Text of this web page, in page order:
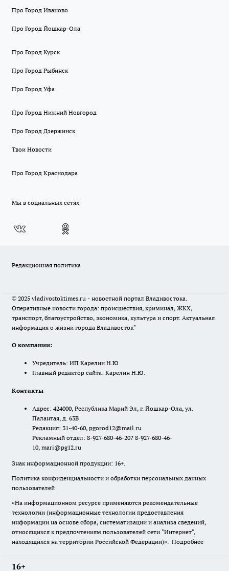
Про Город Иваново
Про Город Йошкар-Ола
Про Город Курск
Про Город Рыбинск
Про Город Уфа
Про Город Нижний Новгород
Про Город Дзержинск
Твои Новости
Про Город Краснодара
Мы в социальных сетях
Редакционная политика
© 2025 vladivostoktimes.ru - новостной портал Владивостока.
Оперативные новости города: происшествия, криминал, ЖКХ,
транспорт, благоустройство, экономика, культура и спорт. Актуальная
информация о жизни города Владивосток"
О компании:
Учредитель: ИП Карелин Н.Ю
Главный редактор сайта: Карелин Н.Ю.
Контакты
Адрес: 424000, Республика Марий Эл, г. Йошкар-Ола, ул.
Палантая, д. 63В
Редакция: 31-40-60, pgorod12@mail.ru
Рекламный отдел: 8-927-680-46-20? 8-927-680-46-
10, mari@pg12.ru
Знак информационной продукции: 16+.
Политика конфиденциальности и обработки персональных данных
пользователей
«На информационном ресурсе применяются рекомендательные
технологии (информационные технологии предоставления
информации на основе сбора, систематизации и анализа сведений,
относящихся к предпочтениям пользователей сети "Интернет",
находящихся на территории Российской Федерации)». Подробнее
16+